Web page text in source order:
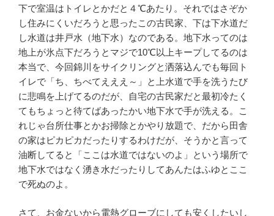
下で室温はトイレとかだと４℃あたり。それではさぞか
し住みにくいだろうと思ったこの古民家、下は下水道だ
し水道は井戸水（地下水）なのである。地下水ってのは
地上が氷点下だろうとマジで10℃以上キープしてるのは
本当で、今回錦川をサイクリングと洒落込んでも毎回ト
イレで「ち、ちべてえええ～」と上水道で手を洗うたび
に悲鳴を上げてるのだが、自宅の古民家だと最初冷たく
てもちょっと待てばあったかい地下水で手が洗える。こ
れじゃ台所仕事とかお掃除とかやり放題で、だから田舎
の家はピカピカだったりするわけだが、そうかと言って
油断してると「ここは水道ではないのよ」という場所で
地下水ではなく湧き水だったりしてあんたはふゆとここ
で死ぬのよ。
さて、お金ないから電熱グローブにしても安くしたいし